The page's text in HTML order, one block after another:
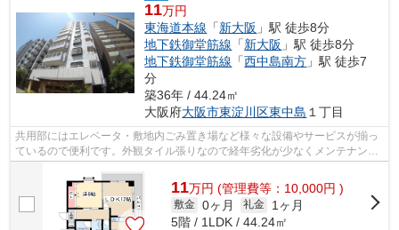
11万円
東海道本線 「新大阪 」駅 徒歩8分
地下鉄御堂筋線 「新大阪 」駅 徒歩8分
地下鉄御堂筋線 「西中島南方 」駅 徒歩7
分
築36年 / 44.24㎡
大阪府大阪市東淀川区東中島 １丁目
共用部にはエレベータ・敷地内ごみ置き場など様々な設備やサービスが揃っ
ているので便利です。外観タイル張りなので経年劣化が少なくメンテナンス
11万円 (管理費等：10,000円 )
敷金 0ヶ月 礼金
1ヶ月
5階 / 1LDK / 44.24㎡